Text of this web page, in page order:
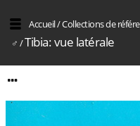
Accueil/Collections de
♂ /Tibia: vue latérale